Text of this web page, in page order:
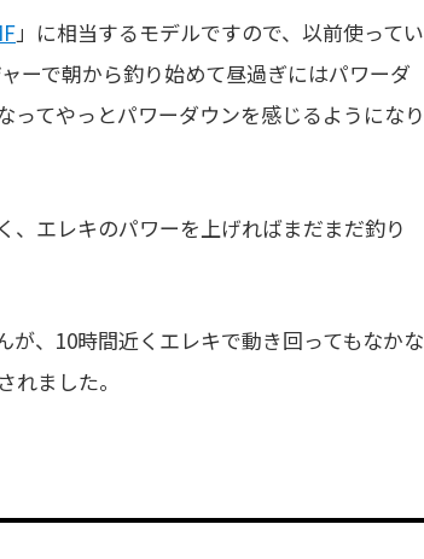
」に相当するモデルですので、以前使ってい
ーで朝から釣り始めて昼過ぎにはパワーダ
ってやっとパワーダウンを感じるようになり
、エレキのパワーを上げればまだまだ釣り
、10時間近くエレキで動き回ってもなかな
ました。